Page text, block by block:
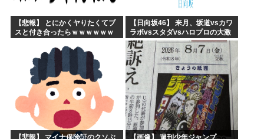
【悲報】 とにかくヤりたくてブ
スと付き合ったらｗｗｗｗｗｗ
【日向坂46】 来月、坂道vsカワ
ラボvsスタダvsハロプロの大激
戦
【悲報】 マイナ保険証のクソぶ 【画像】 週刊少年ジャンプ、